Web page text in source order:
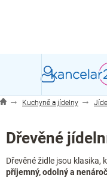
Kuchyně a jídelny
Dřevěné
Dřevěné židle jsou klasika,
příjemný, odolný a